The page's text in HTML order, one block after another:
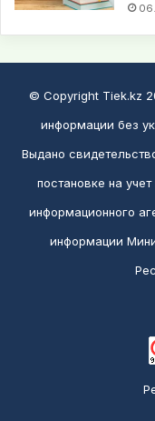
© Copyright Tiek.kz
информации без
Выдано
постановке на
информационного
информации